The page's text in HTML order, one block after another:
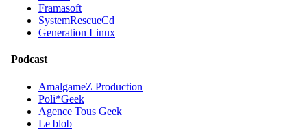
Framasoft
SystemRescueCd
Generation Linux
Podcast
AmalgameZ Production
Poli*Geek
Agence Tous Geek
Le blob